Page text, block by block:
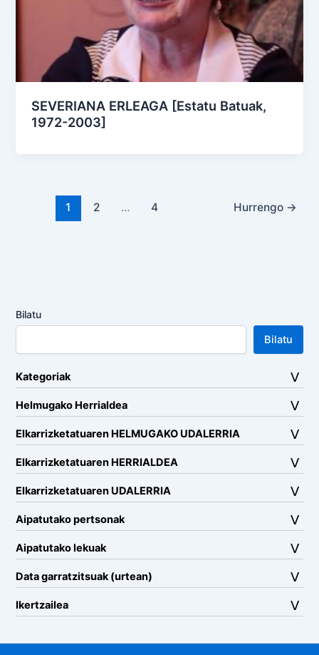
SEVERIANA ERLEAGA [Estatu Batuak,
1972-2003]
1 2 … 4 Hurrengo →
Bilatu
Bilatu
Kategoriak
Helmugako Herrialdea
Elkarrizketatuaren HELMUGAKO UDALERRIA
Elkarrizketatuaren HERRIALDEA
Elkarrizketatuaren UDALERRIA
Aipatutako pertsonak
Aipatutako lekuak
Data garratzitsuak (urtean)
Ikertzailea